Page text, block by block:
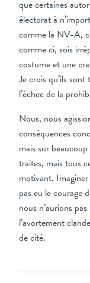
que certaines
électorat à
comme la NV-A,
comme ci, sois
costume et une
Je crois qu’ils
l’échec de la
Nous, nous
conséquences
mais sur
traites, mais tous
motivant.
pas eu le courage
nous n’aurions
l’avortement
de cité.